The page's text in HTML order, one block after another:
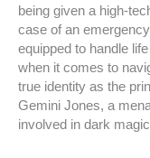
being given a high-
case of an
equipped to handle
when it comes to
true identity as the
Gemini Jones, a
involved in dark